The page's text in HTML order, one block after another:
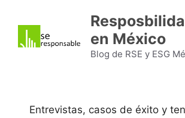
contenido
en México
Blog de RSE y ESG
Entrevistas, casos de éxito y